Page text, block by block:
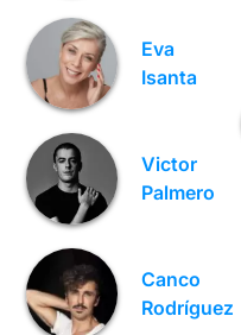
Eva
Isanta
Victor
Palmero
Canco
Rodríguez